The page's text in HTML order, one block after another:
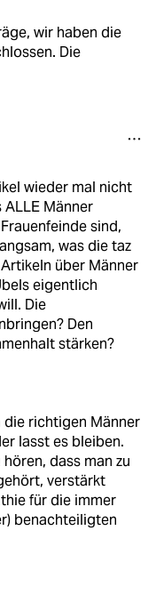
wir haben die
Die
wieder mal nicht
Männer
sind,
was die taz
über Männer
eigentlich
Die
Den
stärken?
die richtigen Männer
lasst es bleiben.
dass man zu
verstärkt
für die immer
benachteiligten